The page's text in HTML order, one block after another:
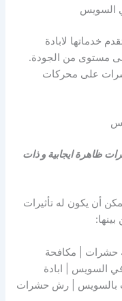
السويس
خدماتها لابادة
مستوى من الجودة.
على محركات
ظاهرة ايجابية و ذات
أن يكون له تأثيرات
حشرات | مكافحة
السويس | ابادة
بالسويس | رش حشرات